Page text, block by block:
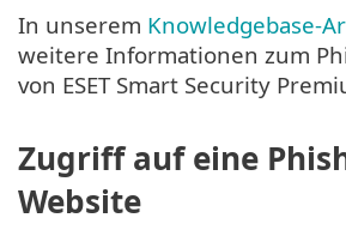
In unserem Knowledgebase-
weitere Informationen zum
von ESET Smart Security
Zugriff auf eine
Website